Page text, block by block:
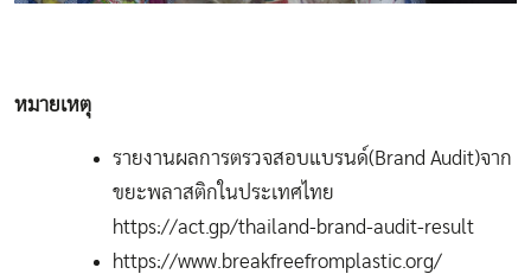
หมายเหตุ
รายงานผลการตรวจสอบแบรนด์(Brand Audit)จาก
ขยะพลาสติกในประเทศไทย
https://act.gp/thailand-brand-audit-result
https://www.breakfreefromplastic.org/